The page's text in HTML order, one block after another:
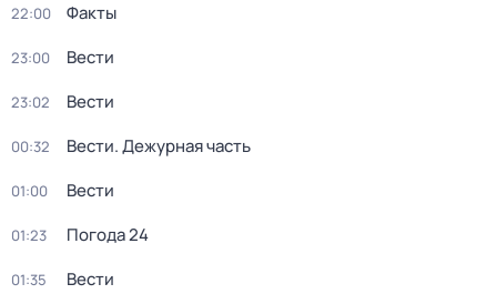
22:00 Факты
23:00 Вести
23:02 Вести
00:32 Вести. Дежурная часть
01:00 Вести
01:23 Погода 24
01:35 Вести